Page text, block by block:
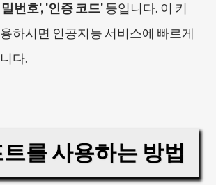
번호', '인증 코드'등입니다. 이 키
하시면 인공지능 서비스에 빠르게
다.
를 사용하는 방법